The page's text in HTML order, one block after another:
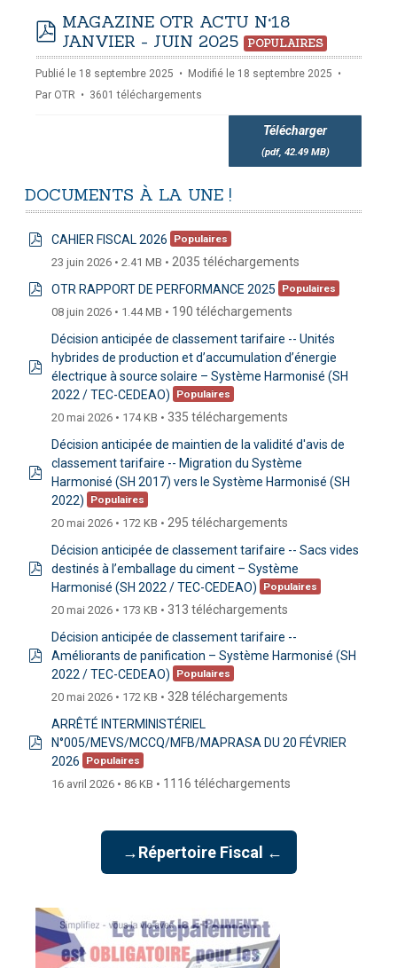
DOUANES
Douane Togolaise
Conserv. Foncière
ACTUALITES
Toute la Documentation
CONTACT
mardi, 14 juillet 2026 10:30 juillet 2026 17:30
pdf
MAGAZINE OTR ACTU N°18
JANVIER - JUIN 2025
POPULAIRES
Publié le 18 septembre 2025
Modifié le 18 septembre 2025
Par OTR 3601 téléchargements
Télécharger
(pdf, 42.49 MB)
DOCUMENTS À LA UNE !
CAHIER FISCAL 2026 Populaires
23 juin 2026 2.41 MB 2035 téléchargements
OTR RAPPORT DE PERFORMANCE 2025 Populaires
08 juin 2026 1.44 MB 190 téléchargements
pdf
Décision anticipée de classement tarifaire -- Unités
hybrides de production et d’accumulation d’énergie
électrique à source solaire – Système Harmonisé (SH
2022 / TEC-CEDEAO)
Populaires
20 mai 2026 174 KB 335 téléchargements
pdf
Décision anticipée de maintien de la validité d'avis de
classement tarifaire -- Migration du Système
Harmonisé (SH 2017) vers le Système Harmonisé (SH
2022)
Populaires
20 mai 2026 172 KB 295 téléchargements
pdf
Décision anticipée de classement tarifaire -- Sacs vides
destinés à l’emballage du ciment – Système
Harmonisé (SH 2022 / TEC-CEDEAO)
Populaires
20 mai 2026 173 KB 313 téléchargements
pdf
Décision anticipée de classement tarifaire --
Améliorants de panification – Système Harmonisé (SH
2022 / TEC-CEDEAO)
Populaires
20 mai 2026 172 KB 328 téléchargements
pdf
ARRÊTÉ INTERMINISTÉRIEL
N°005/MEVS/MCCQ/MFB/MAPRASA DU 20 FÉVRIER
2026
Populaires
16 avril 2026 86 KB 1116 téléchargements
→Répertoire Fiscal ←